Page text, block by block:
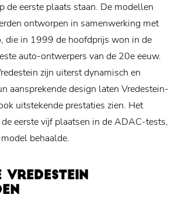
de eerste plaats staan. De modellen
ontworpen in samenwerking met
die in 1999 de hoofdprijs won in de
auto-ontwerpers van de 20e eeuw.
zijn uiterst dynamisch en
aansprekende design laten Vredestein-
uitstekende prestaties zien. Het
eerste vijf plaatsen in de ADAC-tests,
behaalde.
VREDESTEIN